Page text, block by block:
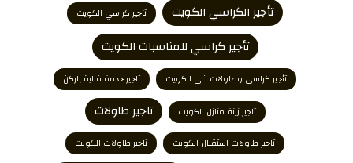
تأجير الكراسي الكويت تأجير كراسي الكويت
تأجير كراسي للمناسبات الكويت
تأجير كراسي وطاولات في الكويت تاجير خدمة فالية باركن
تاجير زينة منازل الكويت تاجير طاولات
تاجير طاولات استقبال الكويت تاجير طاولات الكويت